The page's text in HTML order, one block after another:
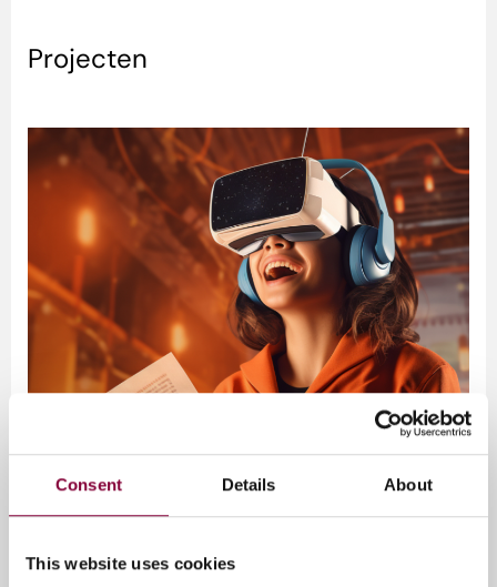
Consent Details About
This website uses cookies
Projecten